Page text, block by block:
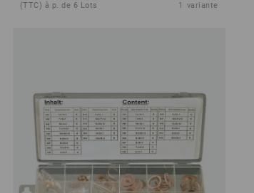
(TTC) à p. de 6 Lots 1 variante